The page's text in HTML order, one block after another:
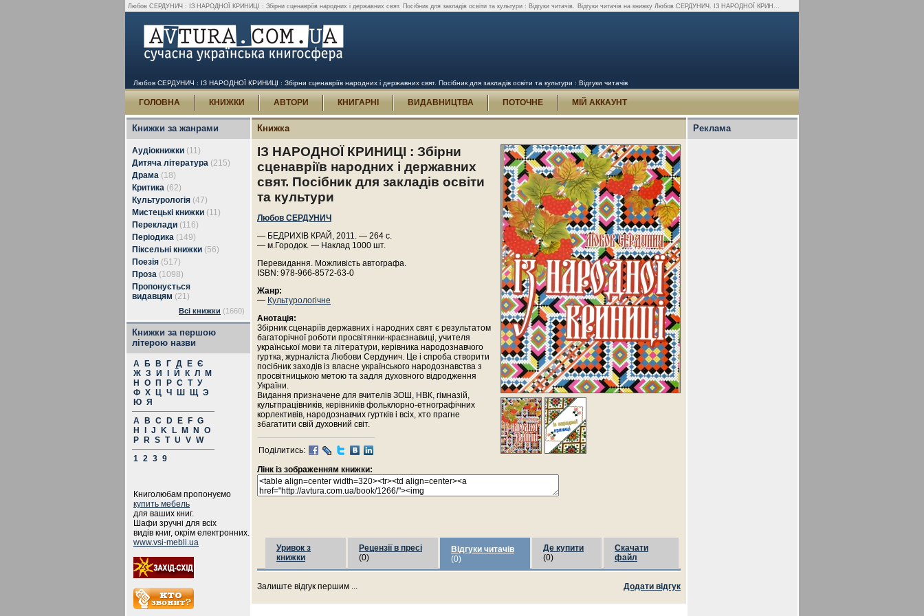
Любов СЕРДУНИЧ : ІЗ НАРОДНОЇ КРИНИЦІ : Збірни сценавріїв народних і державних свят. Посібник для закладів освіти та культури : Відгуки читачів. Відгуки читачів на книжку Любов СЕРДУНИЧ. ІЗ НАРОДНОЇ КРИН...
Любов СЕРДУНИЧ : ІЗ НАРОДНОЇ КРИНИЦІ : Збірни сценавріїв народних і державних свят. Посібник для закладів освіти та культури : Відгуки читачів
ГОЛОВНА КНИЖКИ АВТОРИ КНИГАРНІ ВИДАВНИЦТВА ПОТОЧНЕ МІЙ АККАУНТ
Книжки за жанрами
Аудіокнижки (11)
Дитяча література (215)
Драма (18)
Критика (62)
Культурологія (47)
Мистецькі книжки (11)
Переклади (116)
Періодика (149)
Піксельні книжки (56)
Поезія (517)
Проза (1098)
Пропонується
видавцям (21)
Всі книжки (1660)
Книжки за першою
літерою назви
А Б В Г Д Е Є
Ж З И Й К Л
М
Н
О П Р С Т У
Ф Х Ц Ч Ш Щ Э
Ю Я
A
B C D E F G
H
J K L M N
O
P
R S T U V W
1 2 3 9
Книголюбам пропонуємо
купить мебель
для ваших книг.
Шафи зручні для всіх
видів книг, окрім електронних.
www.vsi-mebli.ua
Книжка
ІЗ НАРОДНОЇ КРИНИЦІ : Збірни
сценавріїв народних і державних
свят. Посібник для закладів освіти
та культури
Любов СЕРДУНИЧ
— БЕДРИХІВ КРАЙ, 2011. — 264 с.
— м.Городок. — Наклад 1000 шт.
Перевидання. Можливість автографа.
ISBN: 978-966-8572-63-0
Жанр:
— Культурологічне
Анотація:
Збірник сценаріїв державних і народних свят є результатом
багаторічної роботи просвітянки-краєзнавиці, учителя
української мови та літератури, керівника народознавчого
гуртка, журналіста Любови Сердунич. Це і спроба створити
посібник заходів із власне українського народознавства з
просвітницькою метою та задля духовного відродження
України.
Видання призначене для вчителів ЗОШ, НВК, гімназій,
культпрацівників, керівників фольклорно-етнографічних
корлективів, народознавчих гуртків і всіх, хто прагне
збагатити свій духовний світ.
Поділитись:
Лінк із зображенням книжки:
Уривок з
книжки
Рецензії в пресі
(0)
Відгуки читачів
(0)
Де купити
(0)
Скачати
файл
Додати відгук
Залиште відгук першим ...
Реклама